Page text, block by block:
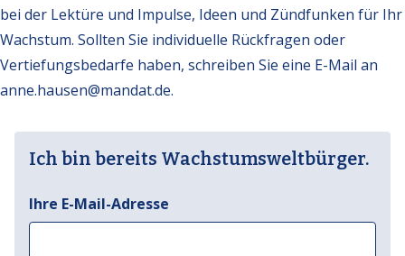
bei der Lektüre und Impulse, Ideen und Zündfunken für Ihr
Wachstum. Sollten Sie individuelle Rückfragen oder
Vertiefungsbedarfe haben, schreiben Sie eine E-Mail an
anne.hausen@mandat.de.
Ich bin bereits Wachstumsweltbürger.
Ihre E-Mail-Adresse